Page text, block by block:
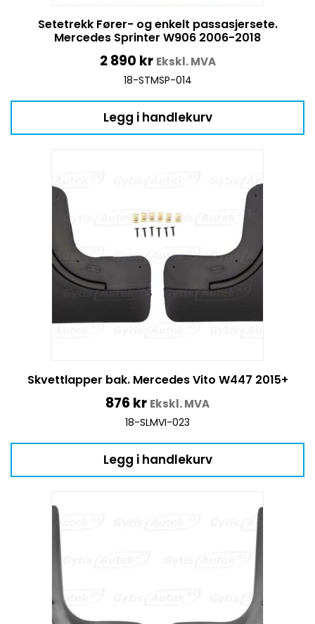
Setetrekk Fører- og enkelt passasjersete.
Mercedes Sprinter W906 2006-2018
2 890 kr Ekskl. MVA
18-STMSP-014
Legg i handlekurv
Skvettlapper bak. Mercedes Vito W447 2015+
876 kr Ekskl. MVA
18-SLMVI-023
Legg i handlekurv